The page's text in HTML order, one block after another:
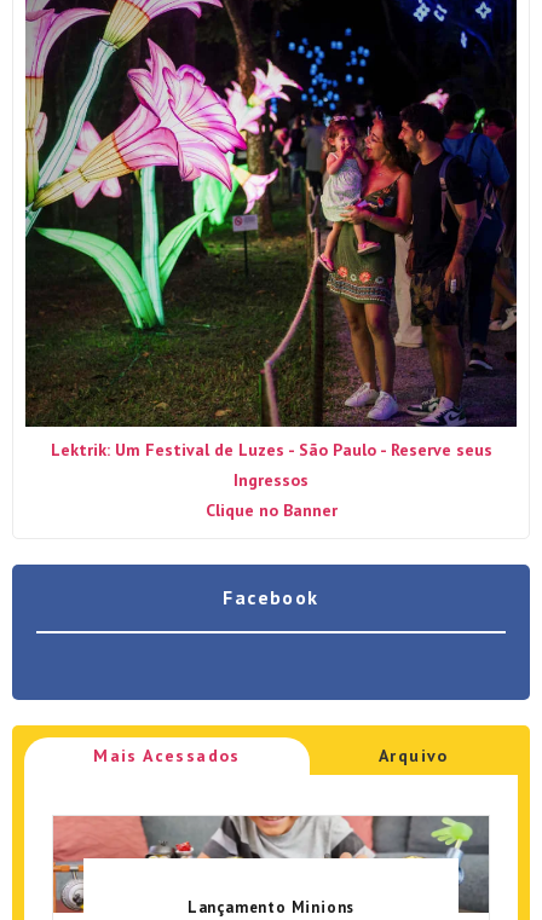
Lektrik: Um Festival de Luzes - São Paulo - Reserve seus
Ingressos
Clique no Banner
Facebook
Mais Acessados Arquivo
Lançamento Minions